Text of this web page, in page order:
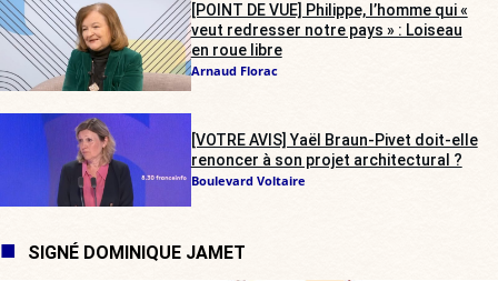
[POINT DE VUE] Philippe, l’homme qui «
veut redresser notre pays » : Loiseau
en roue libre
Arnaud Florac
[VOTRE AVIS] Yaël Braun-Pivet doit-elle
renoncer à son projet architectural ?
Boulevard Voltaire
SIGNÉ DOMINIQUE JAMET